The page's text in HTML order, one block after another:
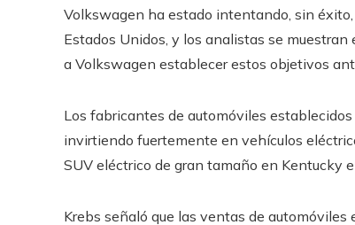
Volkswagen ha estado intentando, sin
Estados Unidos, y los analistas se
a Volkswagen establecer estos objetivos
Los fabricantes de automóviles
invirtiendo fuertemente en vehículos
SUV eléctrico de gran tamaño en Kentucky
Krebs señaló que las ventas de